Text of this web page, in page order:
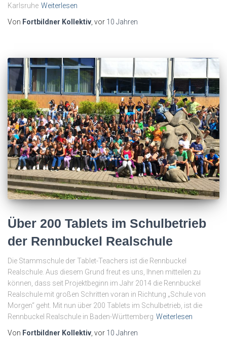
Karlsruhe Weiterlesen
Von Fortbildner Kollektiv , vor 10 Jahren
Über 200 Tablets im Schulbetrieb
der Rennbuckel Realschule
Die Stammschule der Tablet-Teachers ist die Rennbuckel
Realschule. Aus diesem Grund freut es uns, Ihnen mitteilen zu
können, dass seit Projektbeginn im Jahr 2014 die Rennbuckel
Realschule mit großen Schritten voran in Richtung „Schule von
Morgen“ geht. Mit nun über 200 Tablets im Schulbetrieb, ist die
Rennbuckel Realschule in Baden-Württemberg Weiterlesen
Von Fortbildner Kollektiv , vor 10 Jahren